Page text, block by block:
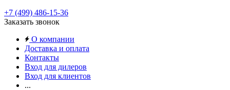
+7 (499) 486-15-36
Заказать звонок
О компании
Доставка и оплата
Контакты
Вход для дилеров
Вход для клиентов
...